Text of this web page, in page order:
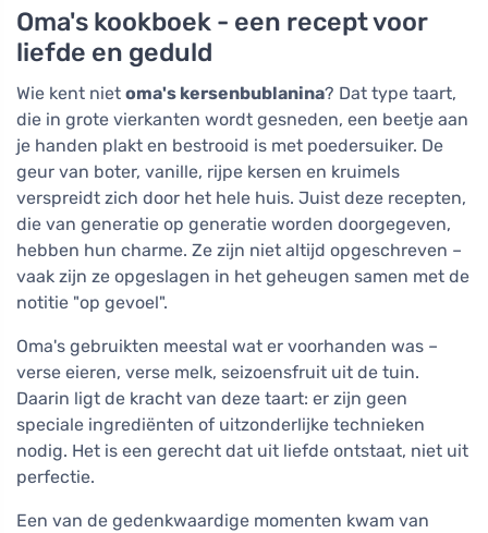
Oma's kookboek - een recept voor
liefde en geduld
Wie kent niet oma's kersenbublanina? Dat type taart,
die in grote vierkanten wordt gesneden, een beetje aan
je handen plakt en bestrooid is met poedersuiker. De
geur van boter, vanille, rijpe kersen en kruimels
verspreidt zich door het hele huis. Juist deze recepten,
die van generatie op generatie worden doorgegeven,
hebben hun charme. Ze zijn niet altijd opgeschreven –
vaak zijn ze opgeslagen in het geheugen samen met de
notitie "op gevoel".
Oma's gebruikten meestal wat er voorhanden was –
verse eieren, verse melk, seizoensfruit uit de tuin.
Daarin ligt de kracht van deze taart: er zijn geen
speciale ingrediënten of uitzonderlijke technieken
nodig. Het is een gerecht dat uit liefde ontstaat, niet uit
perfectie.
Een van de gedenkwaardige momenten kwam van